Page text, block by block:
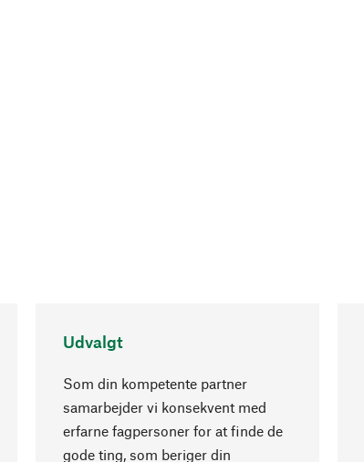
Udvalgt
Som din kompetente partner
samarbejder vi konsekvent med
erfarne fagpersoner for at finde de
gode ting, som beriger din